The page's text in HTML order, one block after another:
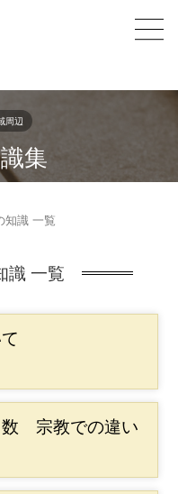
周辺
集
知識 一覧
識 一覧
数 宗教での違い